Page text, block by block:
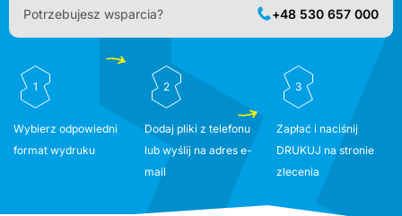
Potrzebujesz wsparcia? +48 530 657 000
1
Wybierz odpowiedni
format wydruku
2
Dodaj pliki z telefonu
lub wyślij na adres e-
mail
3
Zapłać i naciśnij
DRUKUJ na stronie
zlecenia